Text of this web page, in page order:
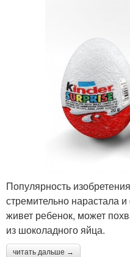
Популярность
стремительно нарастала
живет ребенок, может
из шоколадного яйца.
читать дальше →